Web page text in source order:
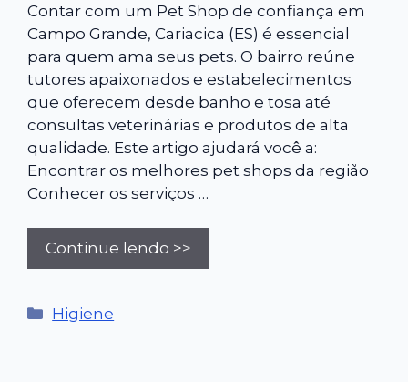
Contar com um Pet Shop de confiança em
Campo Grande, Cariacica (ES) é essencial
para quem ama seus pets. O bairro reúne
tutores apaixonados e estabelecimentos
que oferecem desde banho e tosa até
consultas veterinárias e produtos de alta
qualidade. Este artigo ajudará você a:
Encontrar os melhores pet shops da região
Conhecer os serviços …
Continue lendo >>
Categorias
Higiene